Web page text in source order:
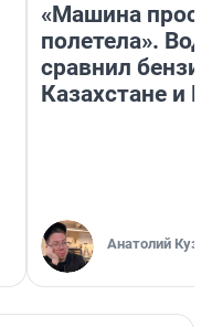
«Машина
полетела».
сравнил
Казахстане и
Анатолий